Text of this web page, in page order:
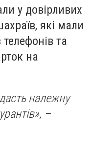
у довірливих
які мали
та
на
належну
–